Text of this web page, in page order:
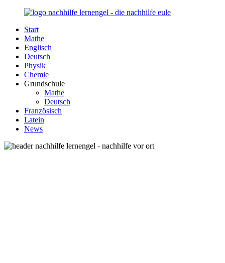
Zurück
Inhalt
Nachhilfe-
Lernengel.de
Unsere
Nachhilfe-
Eule
berät
zum
Damit
Lernen
Spaß
Start
Mathe
Englisch
Deutsch
Physik
Chemie
Grundschule
Mathe
Deutsch
Französisch
Latein
News